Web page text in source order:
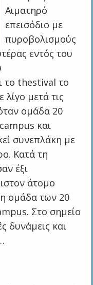
Αιματηρό
επεισόδιο με
πυροβολισμούς
εντός του
το thestival το
μετά τις
ομάδα 20
και
συνεπλάκη με
Κατά τη
έξι
άτομο
η ομάδα των 20
Στο σημείο
δυνάμεις και